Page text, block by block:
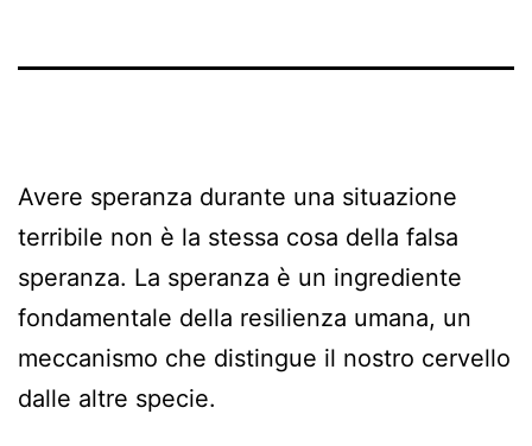
Avere speranza durante una situazione
terribile non è la stessa cosa della falsa
speranza. La speranza è un ingrediente
fondamentale della resilienza umana, un
meccanismo che distingue il nostro cervello
dalle altre specie.